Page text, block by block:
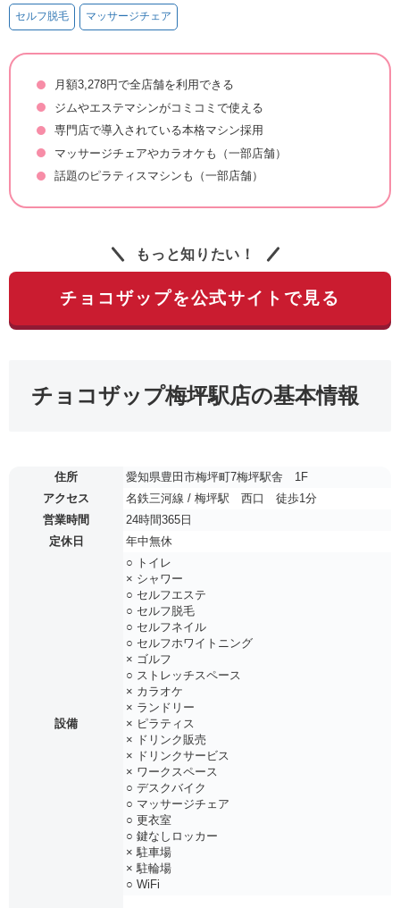
セルフ脱毛 マッサージチェア
月額3,278円で全店舗を利用できる
ジムやエステマシンがコミコミで使える
専門店で導入されている本格マシン採用
マッサージチェアやカラオケも（一部店舗）
話題のピラティスマシンも（一部店舗）
もっと知りたい！
チョコザップを公式サイトで見る
チョコザップ梅坪駅店の基本情報
住所
愛知県豊田市梅坪町7梅坪駅舎 1F
アクセス
名鉄三河線 / 梅坪駅 西口 徒歩1分
営業時間
24時間365日
定休日
年中無休
設備
○ トイレ
× シャワー
○ セルフエステ
○ セルフ脱毛
○ セルフネイル
○ セルフホワイトニング
× ゴルフ
○ ストレッチスペース
× カラオケ
× ランドリー
× ピラティス
× ドリンク販売
× ドリンクサービス
× ワークスペース
○ デスクバイク
○ マッサージチェア
○ 更衣室
○ 鍵なしロッカー
× 駐車場
× 駐輪場
○ WiFi